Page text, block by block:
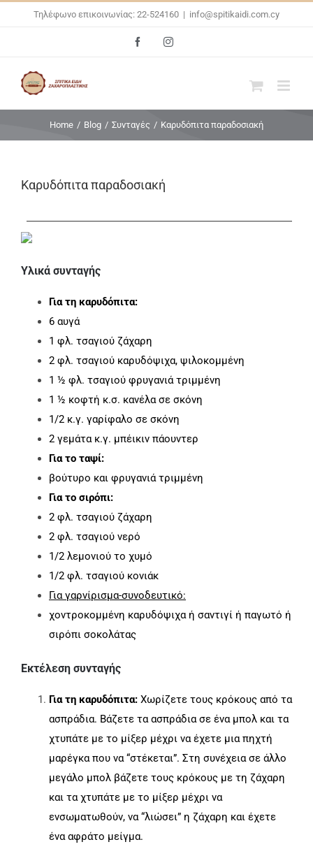
Τηλέφωνο επικοινωνίας: 22-524160 | info@spitikaidi.com.cy
FacebookInstagram
Home / Blog / Συνταγές / Καρυδόπιτα παραδοσιακή
Καρυδόπιτα παραδοσιακή
Υλικά συνταγής
Για τη καρυδόπιτα:
6 αυγά
1 φλ. τσαγιού ζάχαρη
2 φλ. τσαγιού καρυδόψιχα, ψιλοκομμένη
1 ½ φλ. τσαγιού φρυγανιά τριμμένη
1 ½ κοφτή κ.σ. κανέλα σε σκόνη
1/2 κ.γ. γαρίφαλο σε σκόνη
2 γεμάτα κ.γ. μπέικιν πάουντερ
Για το ταψί:
βούτυρο και φρυγανιά τριμμένη
Για το σιρόπι:
2 φλ. τσαγιού ζάχαρη
2 φλ. τσαγιού νερό
1/2 λεμονιού το χυμό
1/2 φλ. τσαγιού κονιάκ
Για γαρνίρισμα-συνοδευτικό:
χοντροκομμένη καρυδόψιχα ή σαντιγί ή παγωτό ή
σιρόπι σοκολάτας
Εκτέλεση συνταγής
Για τη καρυδόπιτα: Χωρίζετε τους κρόκους από τα
ασπράδια. Βάζετε τα ασπράδια σε ένα μπολ και τα
χτυπάτε με το μίξερ μέχρι να έχετε μια πηχτή
μαρέγκα που να “στέκεται”. Στη συνέχεια σε άλλο
μεγάλο μπολ βάζετε τους κρόκους με τη ζάχαρη
και τα χτυπάτε με το μίξερ μέχρι να
ενσωματωθούν, να “λιώσει” η ζάχαρη και έχετε
ένα αφράτο μείγμα.